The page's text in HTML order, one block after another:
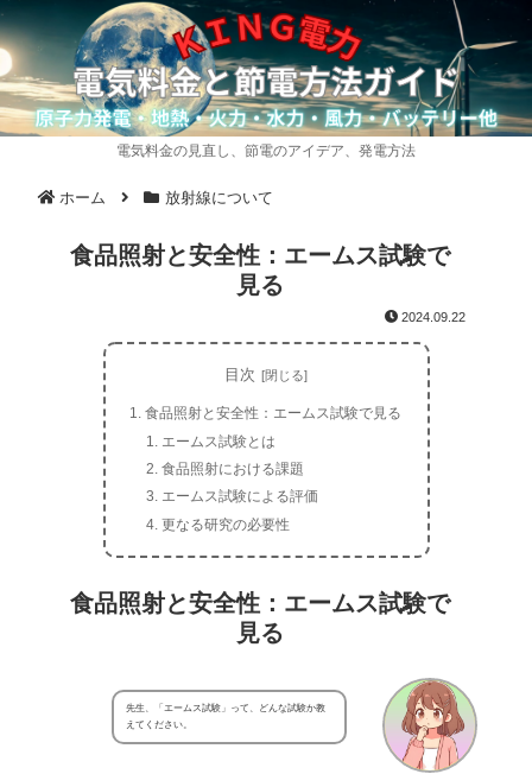
電気料金の見直し、節電のアイデア、発電方法
ホーム 放射線について
食品照射と安全性：エームス試験で
見る
2024.09.22
目次
食品照射と安全性：エームス試験で見る
エームス試験とは
食品照射における課題
エームス試験による評価
更なる研究の必要性
食品照射と安全性：エームス試験で
見る
先生、「エームス試験」って、どんな試験か教
えてください。